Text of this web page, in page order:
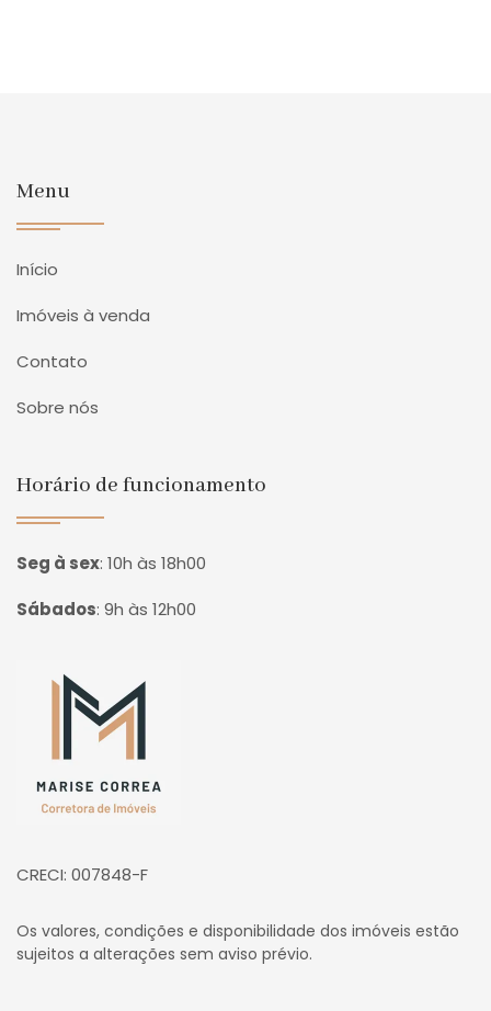
Menu
Início
Imóveis à venda
Contato
Sobre nós
Horário de funcionamento
Seg à sex: 10h às 18h00
Sábados: 9h às 12h00
Página inicial
CRECI: 007848-F
Os valores, condições e disponibilidade dos imóveis estão
sujeitos a alterações sem aviso prévio.